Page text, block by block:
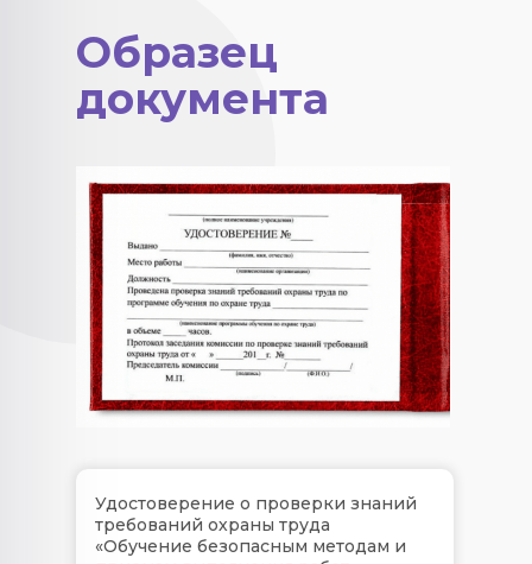
Образец
документа
Удостоверение о проверки знаний
требований охраны труда
«Обучение безопасным методам и